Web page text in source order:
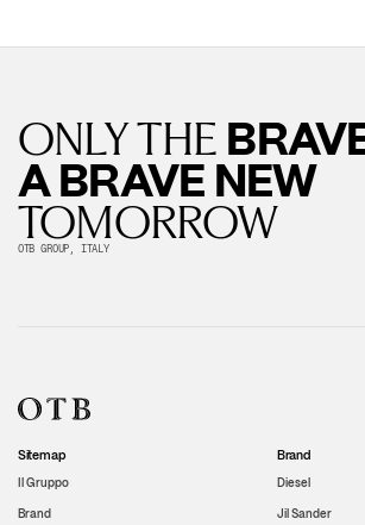
ONLY THE
A BRAVE NEW
TOMORROW
OTB GROUP, ITALY
Sitemap
Il Gruppo
Brand
Brand
Diesel
Jil Sander